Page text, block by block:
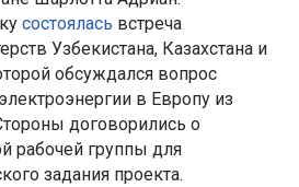
состоялась встреча
Узбекистана, Казахстана и
обсуждался вопрос
в Европу из
договорились о
рабочей группы для
задания проекта.